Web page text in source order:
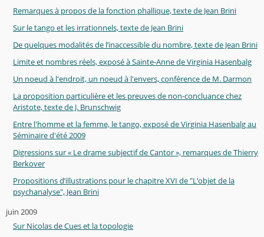
Remarques à propos de la fonction phallique, texte de Jean Brini
Sur le tango et les irrationnels, texte de Jean Brini
De quelques modalités de l’inaccessible du nombre, texte de Jean Brini
Limite et nombres réels, exposé à Sainte-Anne de Virginia Hasenbalg
Un noeud à l'endroit, un noeud à l'envers, conférence de M. Darmon
La proposition particulière et les preuves de non-concluance chez
Aristote, texte de J. Brunschwig
Entre l'homme et la femme, le tango, exposé de Virginia Hasenbalg au
Séminaire d'été 2009
Digressions sur « Le drame subjectif de Cantor », remarques de Thierry
Berkover
Propositions d’illustrations pour le chapitre XVI de "L’objet de la
psychanalyse", Jean Brini
juin 2009
Sur Nicolas de Cues et la topologie